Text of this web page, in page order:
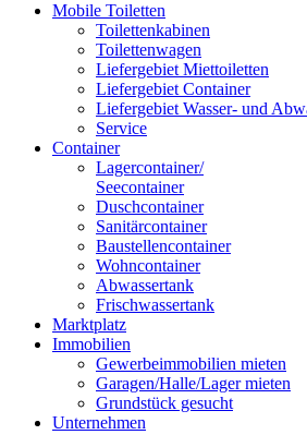
Mobile Toiletten
Toilettenkabinen
Toilettenwagen
Liefergebiet Miettoiletten
Liefergebiet Container
Liefergebiet Wasser- und
Service
Container
Lagercontainer/
Seecontainer
Duschcontainer
Sanitärcontainer
Baustellencontainer
Wohncontainer
Abwassertank
Frischwassertank
Marktplatz
Immobilien
Gewerbeimmobilien mieten
Garagen/Halle/Lager mieten
Grundstück gesucht
Unternehmen